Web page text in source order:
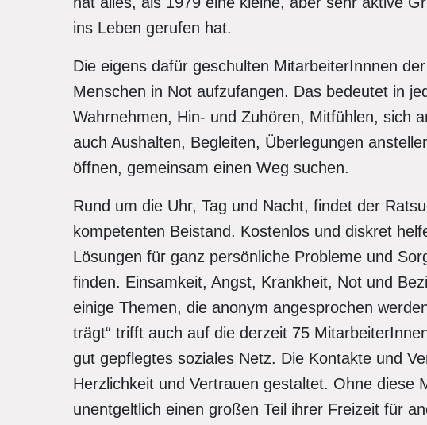
ins Leben gerufen hat.
Die eigens dafür geschulten MitarbeiterInnnen
Menschen in Not aufzufangen. Das bedeutet in
Wahrnehmen, Hin- und Zuhören, Mitfühlen, sich
auch Aushalten, Begleiten, Überlegungen
öffnen, gemeinsam einen Weg suchen.
Rund um die Uhr, Tag und Nacht, findet der
kompetenten Beistand. Kostenlos und diskret
Lösungen für ganz persönliche Probleme und
finden. Einsamkeit, Angst, Krankheit, Not und
einige Themen, die anonym angesprochen
trägt“ trifft auch auf die derzeit 75
gut gepflegtes soziales Netz. Die Kontakte und
Herzlichkeit und Vertrauen gestaltet. Ohne diese
unentgeltlich einen großen Teil ihrer Freizeit für